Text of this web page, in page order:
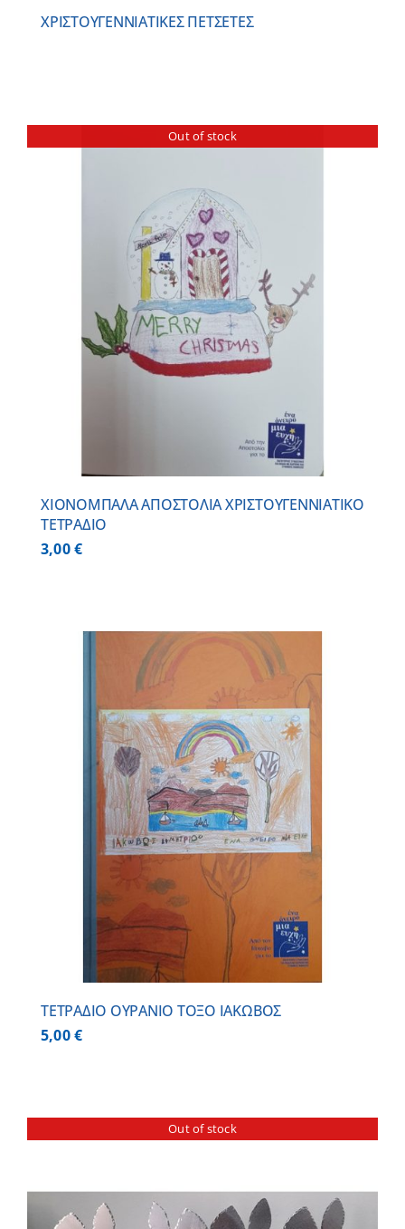
ΧΡΙΣΤΟΥΓΕΝΝΙΑΤΙΚΕΣ ΠΕΤΣΕΤΕΣ
Out of stock
ΧΙΟΝΟΜΠΑΛΑ ΑΠΟΣΤΟΛΙΑ ΧΡΙΣΤΟΥΓΕΝΝΙΑΤΙΚΟ
ΤΕΤΡΑΔΙΟ
3,00€
ΤΕΤΡΑΔΙΟ ΟΥΡΑΝΙΟ ΤΟΞΟ ΙΑΚΩΒΟΣ
5,00€
Out of stock